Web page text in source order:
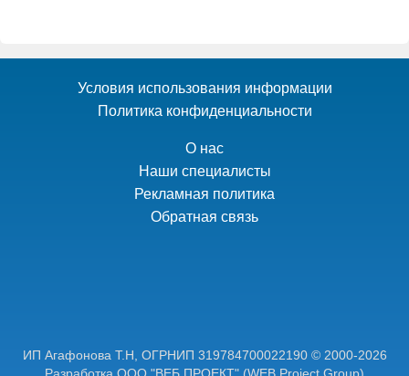
Условия использования информации
Политика конфиденциальности
О нас
Наши специалисты
Рекламная политика
Обратная связь
ИП Агафонова Т.Н, ОГРНИП 319784700022190 © 2000-2026